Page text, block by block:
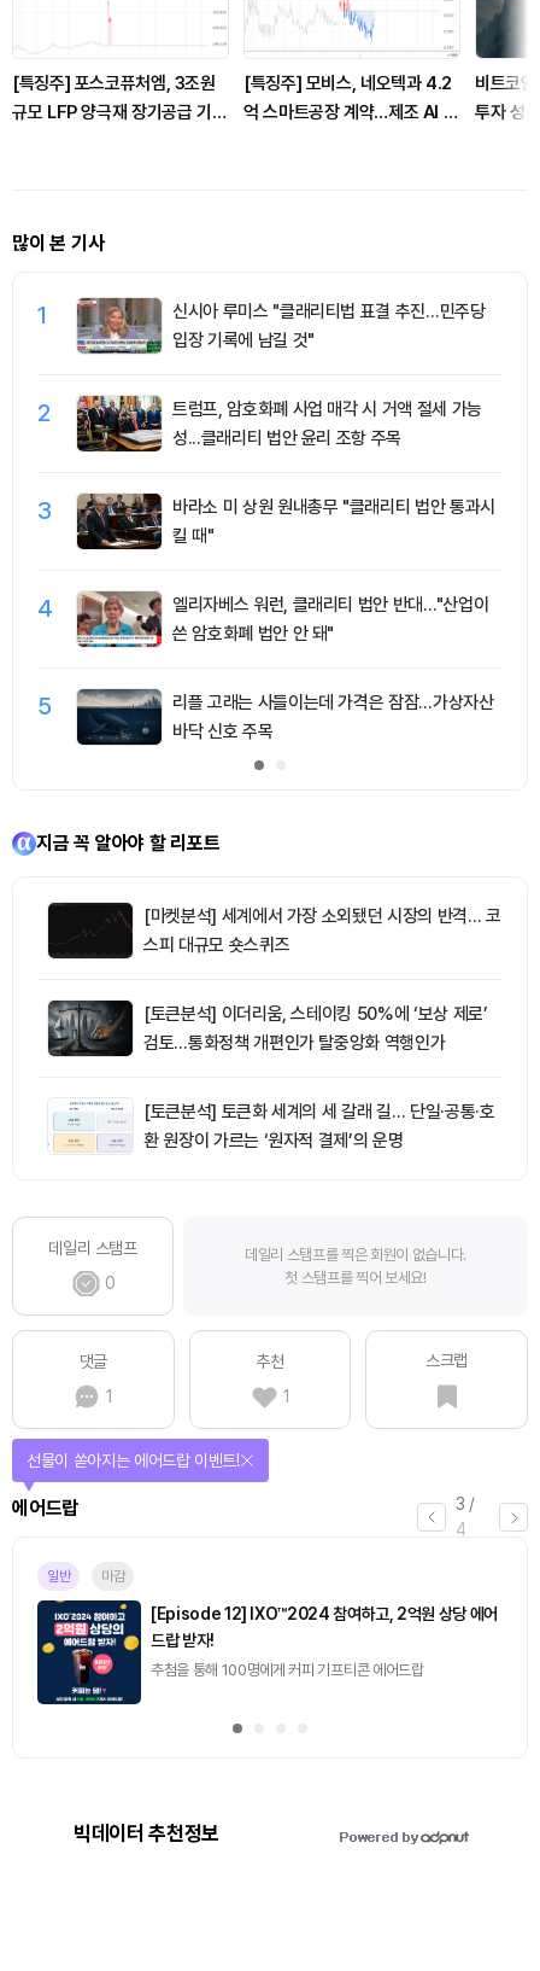
[특징주] 포스코퓨처엠, 3조원
규모 LFP 양극재 장기공급 기대
[특징주] 모비스, 네오텍과 4.2
억 스마트공장 계약…제조 AI 수
비트코
투자 성
많이 본 기사
1
신시아 루미스 "클래리티법 표결 추진…민주당
입장 기록에 남길 것"
2
트럼프, 암호화폐 사업 매각 시 거액 절세 가능
성...클래리티 법안 윤리 조항 주목
3
바라소 미 상원 원내총무 "클래리티 법안 통과시
킬 때"
4
엘리자베스 워런, 클래리티 법안 반대…"산업이
쓴 암호화폐 법안 안 돼"
5
리플 고래는 사들이는데 가격은 잠잠…가상자산
바닥 신호 주목
지금 꼭 알아야 할 리포트
[마켓분석] 세계에서 가장 소외됐던 시장의 반격… 코
스피 대규모 숏스퀴즈
[토큰분석] 이더리움, 스테이킹 50%에 ‘보상 제로’
검토…통화정책 개편인가 탈중앙화 역행인가
[토큰분석] 토큰화 세계의 세 갈래 길… 단일·공통·호
환 원장이 가르는 ‘원자적 결제’의 운명
데일리 스탬프
0
데일리 스탬프를 찍은 회원이 없습니다.
첫 스탬프를 찍어 보세요!
댓글
1
추천
1
스크랩
3 /
4
에어드랍
선물이 쏟아지는 에어드랍 이벤트!
일반 마감
[Episode 12] IXO™2024 참여하고, 2억원 상당 에어
드랍 받자!
추첨을 통해 100명에게 커피 기프티콘 에어드랍
빅데이터 추천정보